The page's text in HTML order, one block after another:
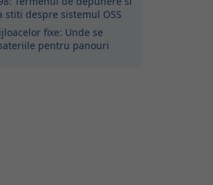
stiti despre sistemul OSS
fixe: Unde se
pentru panouri